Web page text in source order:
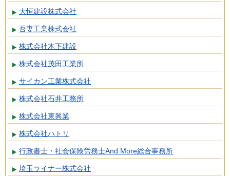
大恒建設株式会社
吾妻工業株式会社
株式会社木下建設
株式会社茂田工業所
サイカン工業株式会社
株式会社石井工務所
株式会社東興業
株式会社ハトリ
行政書士・社会保険労務士And More総合事務所
埼玉ライナー株式会社